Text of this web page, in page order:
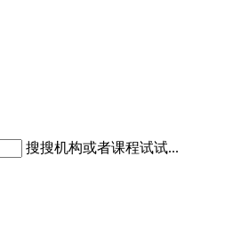
搜搜机构或者课程试试...